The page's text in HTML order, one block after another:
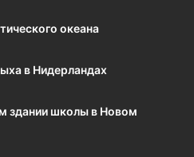
океана
в Нидерландах
здании школы в Новом